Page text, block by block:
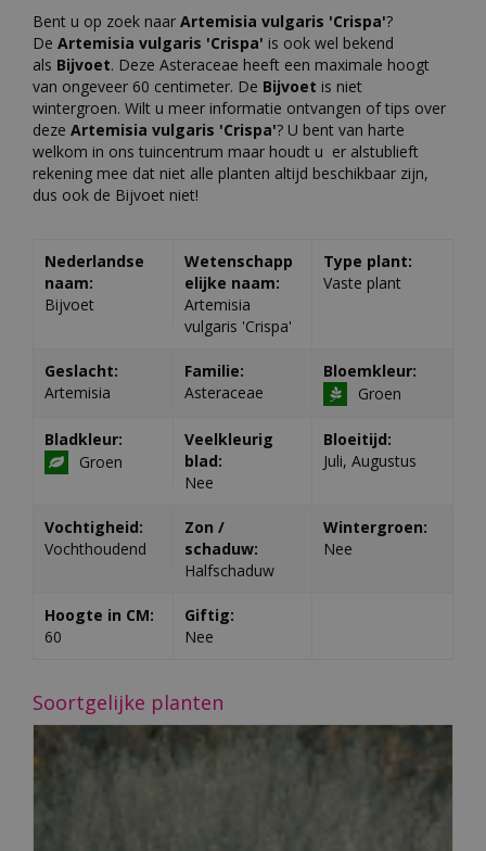
Bent u op zoek naar Artemisia vulgaris 'Crispa'?
De Artemisia vulgaris 'Crispa' is ook wel bekend
als Bijvoet. Deze Asteraceae heeft een maximale hoogt
van ongeveer 60 centimeter. De Bijvoet is niet
wintergroen. Wilt u meer informatie ontvangen of tips over
deze Artemisia vulgaris 'Crispa'? U bent van harte
welkom in ons tuincentrum maar houdt u er alstublieft
rekening mee dat niet alle planten altijd beschikbaar zijn,
dus ook de Bijvoet niet!
Nederlandse
naam:
Bijvoet
Wetenschapp
elijke naam:
Artemisia
vulgaris 'Crispa'
Type plant:
Vaste plant
Geslacht:
Artemisia
Familie:
Asteraceae
Bloemkleur:
Groen
Bladkleur:
Groen
Veelkleurig
blad:
Nee
Bloeitijd:
Juli, Augustus
Vochtigheid:
Vochthoudend
Zon /
schaduw:
Halfschaduw
Wintergroen:
Nee
Hoogte in CM:
60
Giftig:
Nee
Soortgelijke planten